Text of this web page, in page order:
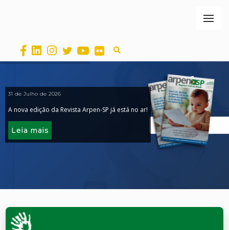
31 de Julho de 2026
A nova edição da Revista Arpen-SP já está no ar!
Leia mais